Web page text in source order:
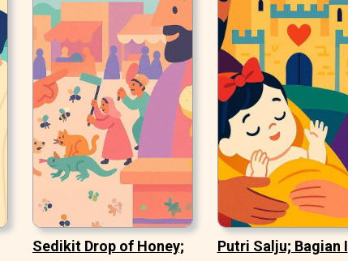
Sedikit Drop of Honey;
Putri Salju; Bagian I